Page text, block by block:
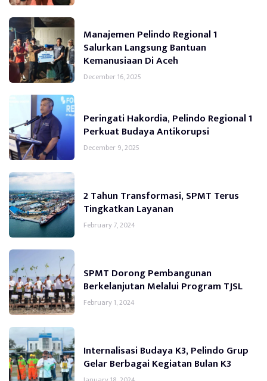
Manajemen Pelindo Regional 1
Salurkan Langsung Bantuan
Kemanusiaan Di Aceh
December 16, 2025
Peringati Hakordia, Pelindo Regional 1
Perkuat Budaya Antikorupsi
December 9, 2025
2 Tahun Transformasi, SPMT Terus
Tingkatkan Layanan
February 7, 2024
SPMT Dorong Pembangunan
Berkelanjutan Melalui Program TJSL
February 1, 2024
Internalisasi Budaya K3, Pelindo Grup
Gelar Berbagai Kegiatan Bulan K3